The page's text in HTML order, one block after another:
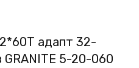
адапт 32-
5-20-060